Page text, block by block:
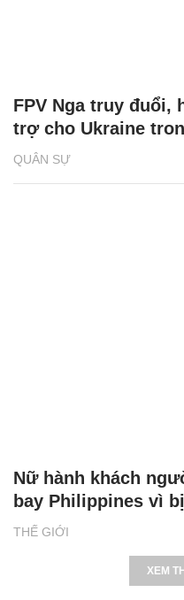
QUÂN SỰ
FPV Nga truy đuổi,
trợ cho Ukraine
THẾ GIỚI
Nữ hành khách
bay Philippines vì
XEM